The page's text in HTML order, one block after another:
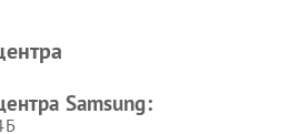
Samsung: